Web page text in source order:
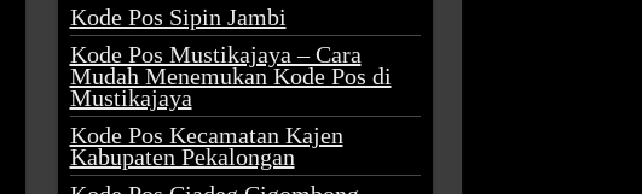
Kode Pos Sipin Jambi
Kode Pos Mustikajaya – Cara
Mudah Menemukan Kode Pos di
Mustikajaya
Kode Pos Kecamatan Kajen
Kabupaten Pekalongan